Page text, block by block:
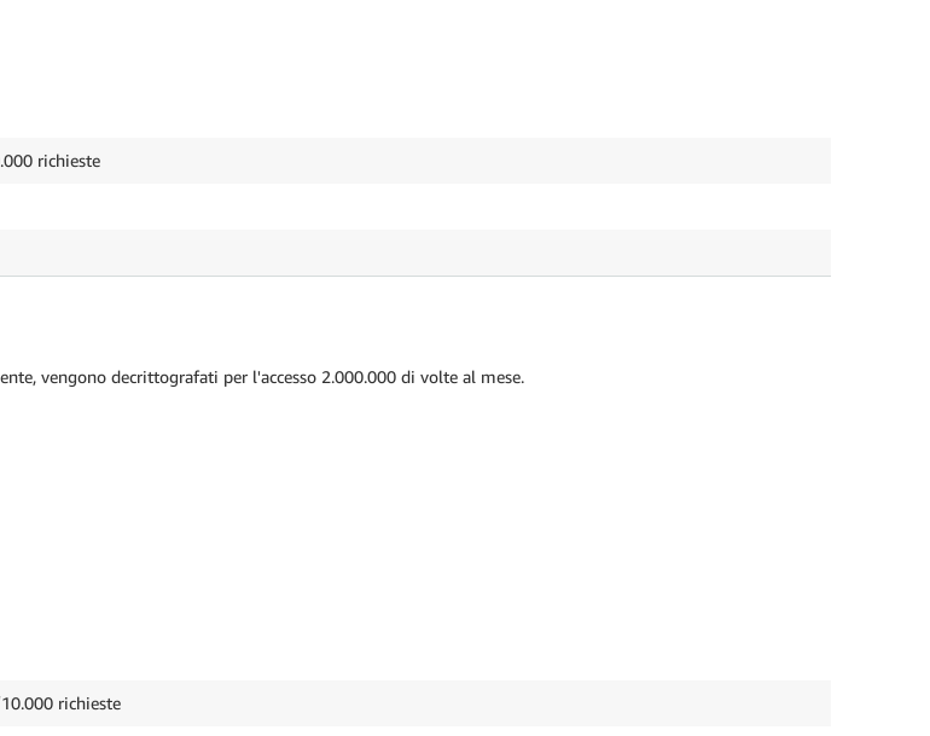
richieste
vengono decrittografati per l'accesso 2.000.000 di volte al mese.
richieste